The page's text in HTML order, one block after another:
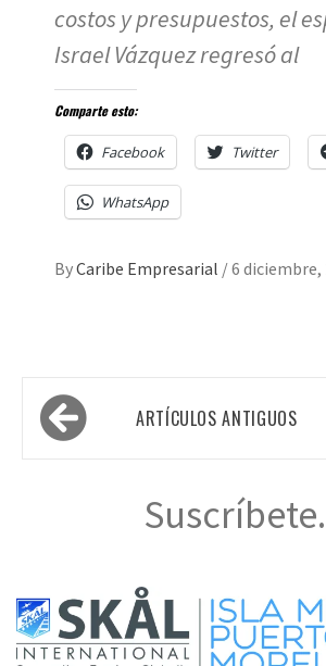
costos y presupuestos, el
Israel Vázquez regresó al
Comparte esto:
Facebook Twitter
WhatsApp
ByCaribe Empresarial /6 diciembre,
Navegación
de ARTÍCULOS ANTIGUOS